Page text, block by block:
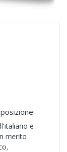
e
merito